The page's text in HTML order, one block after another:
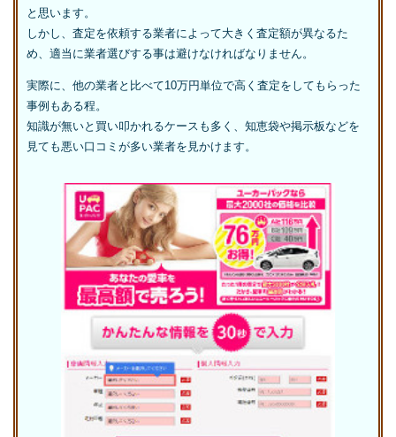
と思います。
しかし、査定を依頼する業者によって大きく査定額が異なるた
め、適当に業者選びする事は避けなければなりません。
実際に、他の業者と比べて10万円単位で高く査定をしてもらった
事例もある程。
知識が無いと買い叩かれるケースも多く、知恵袋や掲示板などを
見ても悪い口コミが多い業者を見かけます。